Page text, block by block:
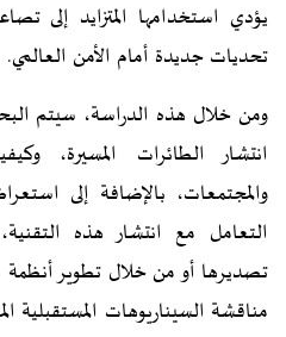
يؤدي استخدامها المتزايد إلى
تحديات جديدة أمام الأمن العالمي.
ومن خلال هذه الدراسة، سيتم
انتشار الطائرات المسيرة،
والمجتمعات، بالإضافة إلى
التعامل مع انتشار هذه
تصديرها أو من خلال تطوير
مناقشة السيناريوهات المستقبلية